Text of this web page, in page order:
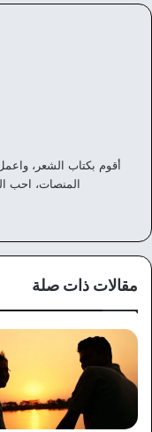
أقوم بكتاب الشعر،
المنصات، احب
مقالات ذات صلة